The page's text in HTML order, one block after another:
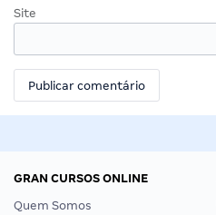
Site
GRAN CURSOS ONLINE
Quem Somos